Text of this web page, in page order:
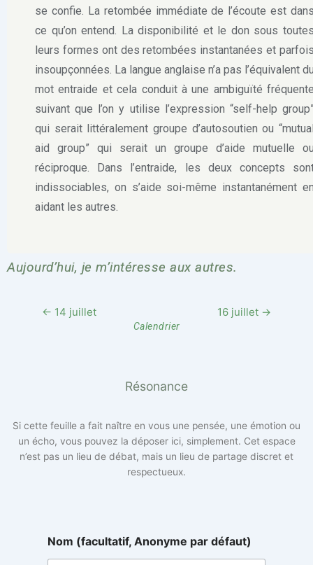
se confie. La retombée immédiate de l’écoute est
ce qu’on entend. La disponibilité et le don sous
leurs formes ont des retombées instantanées et
insoupçonnées. La langue anglaise n’a pas l’équivalent
mot entraide et cela conduit à une ambiguïté
suivant que l’on y utilise l’expression “self-help
qui serait littéralement groupe d’autosoutien ou
aid group” qui serait un groupe d’aide mutuelle
réciproque. Dans l’entraide, les deux concepts
indissociables, on s’aide soi-même instantanément
aidant les autres.
Aujourd’hui, je m’intéresse aux autres.
← 14 juillet 16 juillet →
Calendrier
Résonance
Si cette feuille a fait naître en vous une pensée, une émotion ou
un écho, vous pouvez la déposer ici, simplement. Cet espace
n’est pas un lieu de débat, mais un lieu de partage discret et
respectueux.
é
f
Nom (facultatif, Anonyme par défaut)